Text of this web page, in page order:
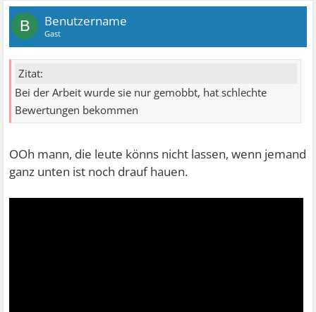
B Benutzername
Gast
Zitat:
Bei der Arbeit wurde sie nur gemobbt, hat schlechte
Bewertungen bekommen
OOh mann, die leute könns nicht lassen, wenn jemand
ganz unten ist noch drauf hauen.